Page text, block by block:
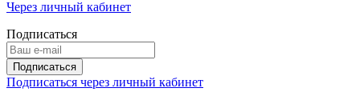
Через личный кабинет
Подписаться
Подписаться через личный кабинет